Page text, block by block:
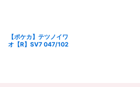
【ポケカ】テツノイワ
オ【R】SV7 047/102